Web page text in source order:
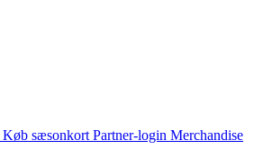
Køb sæsonkort Partner-login Merchandise